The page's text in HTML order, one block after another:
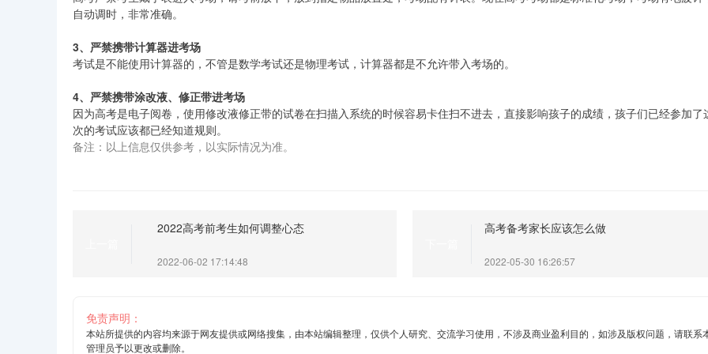
自动调时，非常准确。
3、严禁携带计算器进考场
考试是不能使用计算器的，不管是数学考试还是物理考试，计算器都是不允许带入考场的。
4、严禁携带涂改液、修正带进考场
因为高考是电子阅卷，使用修改液修正带的试卷在扫描入系统的时候容易卡住扫不进去，直接影响孩子的成绩，孩子们已经参加了
次的考试应该都已经知道规则。
备注：以上信息仅供参考，以实际情况为准。
2022高考前考生如何调整心态
2022-06-02 17:14:48
高考备考家长应该怎么做
2022-05-30 16:26:57
免责声明：
本站所提供的内容均来源于网友提供或网络搜集，由本站编辑整理，仅供个人研究、交流学习使用，不涉及商业盈利目的，如涉及版权问题，请联系
管理员予以更改或删除。